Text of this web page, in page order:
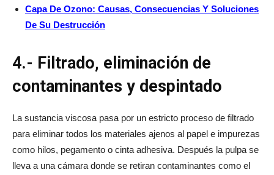
Capa De Ozono: Causas, Consecuencias Y Soluciones
De Su Destrucción
4.- Filtrado, eliminación de
contaminantes y despintado
La sustancia viscosa pasa por un estricto proceso de filtrado
para eliminar todos los materiales ajenos al papel e impurezas
como hilos, pegamento o cinta adhesiva. Después la pulpa se
lleva a una cámara donde se retiran contaminantes como el